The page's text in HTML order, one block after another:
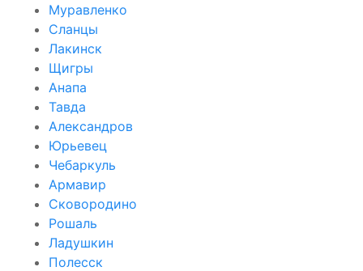
Муравленко
Сланцы
Лакинск
Щигры
Анапа
Тавда
Александров
Юрьевец
Чебаркуль
Армавир
Сковородино
Рошаль
Ладушкин
Полесск